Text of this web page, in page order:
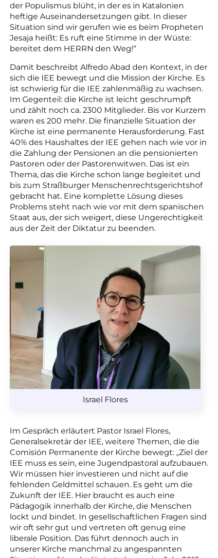
der Populismus blüht, in der es in Katalonien
heftige Auseinandersetzungen gibt. In dieser
Situation sind wir gerufen wie es beim Propheten
Jesaja heißt: Es ruft eine Stimme in der Wüste:
bereitet dem HERRN den Weg!“
Damit beschreibt Alfredo Abad den Kontext, in der
sich die IEE bewegt und die Mission der Kirche. Es
ist schwierig für die IEE zahlenmäßig zu wachsen.
Im Gegenteil: die Kirche ist leicht geschrumpft
und zählt noch ca. 2300 Mitglieder. Bis vor Kurzem
waren es 200 mehr. Die finanzielle Situation der
Kirche ist eine permanente Herausforderung. Fast
40% des Haushaltes der IEE gehen nach wie vor in
die Zahlung der Pensionen an die pensionierten
Pastoren oder der Pastorenwitwen. Das ist ein
Thema, das die Kirche schon lange begleitet und
bis zum Straßburger Menschenrechtsgerichtshof
gebracht hat. Eine komplette Lösung dieses
Problems steht nach wie vor mit dem spanischen
Staat aus, der sich weigert, diese Ungerechtigkeit
aus der Zeit der Diktatur zu beenden.
Israel Flores
Im Gespräch erläutert Pastor Israel Flores,
Generalsekretär der IEE, weitere Themen, die die
Comisión Permanente der Kirche bewegt: „Ziel der
IEE muss es sein, eine Jugendpastoral aufzubauen.
Wir müssen hier investieren und nicht auf die
fehlenden Geldmittel schauen. Es geht um die
Zukunft der IEE. Hier braucht es auch eine
Pädagogik innerhalb der Kirche, die Menschen
lockt und bindet. In gesellschaftlichen Fragen sind
wir oft sehr gut und vertreten oft genug eine
liberale Position. Das führt dennoch auch in
unserer Kirche manchmal zu angespannten